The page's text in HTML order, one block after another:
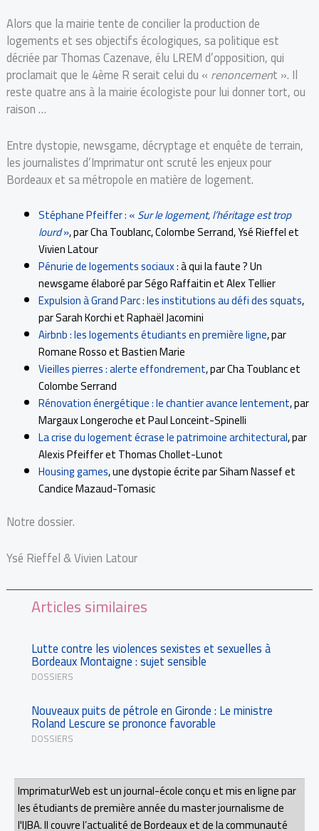
Alors que la mairie tente de concilier la production de
logements et ses objectifs écologiques, sa politique est
décriée par Thomas Cazenave, élu LREM d’opposition, qui
proclamait que le 4ème R serait celui du « renoncement ». Il
reste quatre ans à la mairie écologiste pour lui donner tort, ou
raison …
Entre dystopie, newsgame, décryptage et enquête de terrain,
les journalistes d’Imprimatur ont scruté les enjeux pour
Bordeaux et sa métropole en matière de logement.
Stéphane Pfeiffer : «Sur le logement, l’héritage est trop
lourd», par Cha Toublanc, Colombe Serrand, Ysé Rieffel et
Vivien Latour
Pénurie de logements sociaux: à qui la faute ? Un
newsgame élaboré par Ségo Raffaitin et Alex Tellier
Expulsion à Grand Parc : les institutions au défi des squats,
par Sarah Korchi et Raphaël Jacomini
Airbnb : les logements étudiants en première ligne, par
Romane Rosso et Bastien Marie
Vieilles pierres : alerte effondrement, par Cha Toublanc et
Colombe Serrand
Rénovation énergétique : le chantier avance lentement, par
Margaux Longeroche et Paul Lonceint-Spinelli
La crise du logement écrase le patrimoine architectural, par
Alexis Pfeiffer et Thomas Chollet-Lunot
Housing games, une dystopie écrite par Siham Nassef et
Candice Mazaud-Tomasic
Notre dossier.
Ysé Rieffel & Vivien Latour
Articles similaires
Lutte contre les violences sexistes et sexuelles à
Bordeaux Montaigne : sujet sensible
DOSSIERS
Nouveaux puits de pétrole en Gironde : Le ministre
Roland Lescure se prononce favorable
DOSSIERS
ImprimaturWeb est un journal-école conçu et mis en ligne par
les étudiants de première année du master journalisme de
l'IJBA. Il couvre l’actualité de Bordeaux et de la communauté